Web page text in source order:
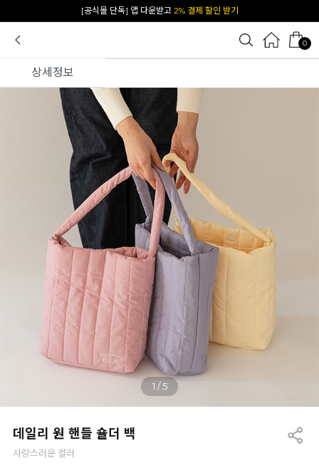
카카오 플친 추가하면1천원 즉시 할인 쿠폰
0
상세정보
1 /5
데일리 원 핸들 숄더 백
사랑스러운 컬러